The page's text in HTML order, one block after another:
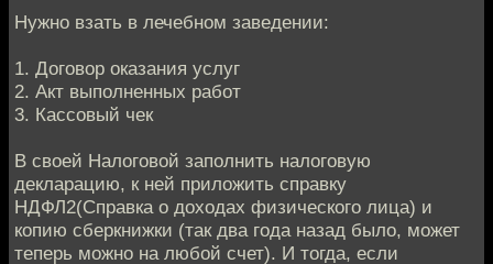
Нужно взать в лечебном заведении:
1. Договор оказания услуг
2. Акт выполненных работ
3. Кассовый чек
В своей Налоговой заполнить налоговую
декларацию, к ней приложить справку
НДФЛ2(Справка о доходах физического лица) и
копию сберкнижки (так два года назад было, может
теперь можно на любой счет). И тогда, если